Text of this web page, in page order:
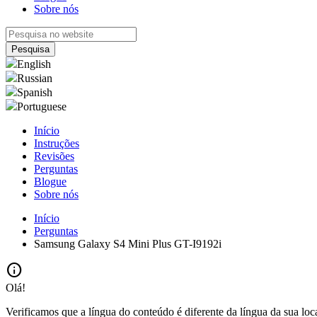
Sobre nós
English
Russian
Spanish
Portuguese
Início
Instruções
Revisões
Perguntas
Blogue
Sobre nós
Início
Perguntas
Samsung Galaxy S4 Mini Plus GT-I9192i
info
Olá!
Verificamos que a língua do conteúdo é diferente da língua da sua